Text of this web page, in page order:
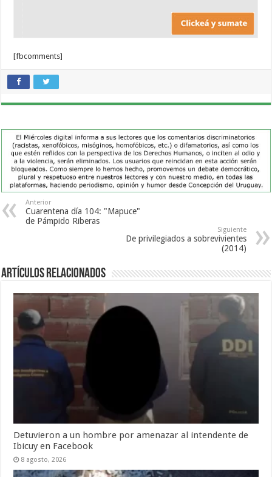
[fbcomments]
Anterior
Cuarentena día 104: "Mapuce"
de Pámpido Riberas
Siguiente
De privilegiados a sobrevivientes
(2014)
Artículos Relacionados
Detuvieron a un hombre por amenazar al intendente de
Ibicuy en Facebook
8 agosto, 2026